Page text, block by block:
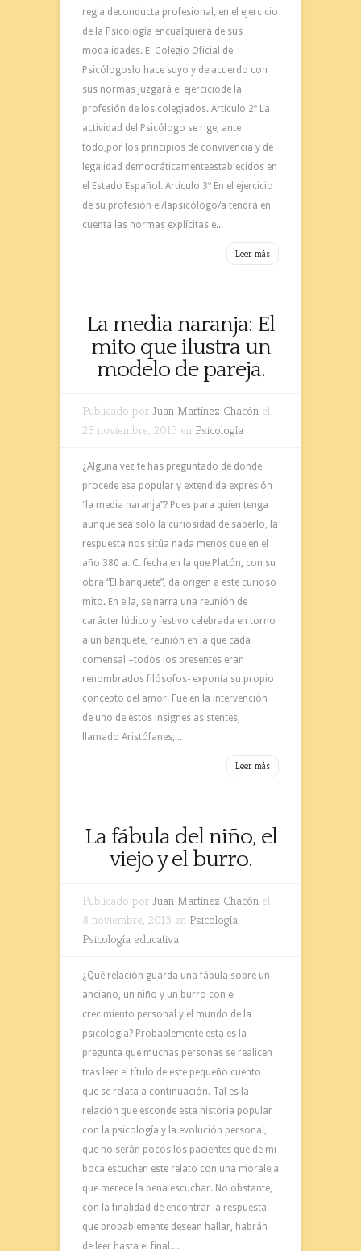
regla deconducta profesional, en el ejercicio
de la Psicología encualquiera de sus
modalidades. El Colegio Oficial de
Psicólogoslo hace suyo y de acuerdo con
sus normas juzgará el ejerciciode la
profesión de los colegiados. Artículo 2º La
actividad del Psicólogo se rige, ante
todo,por los principios de convivencia y de
legalidad democráticamenteestablecidos en
el Estado Español. Artículo 3º En el ejercicio
de su profesión el/lapsicólogo/a tendrá en
cuenta las normas explícitas e...
Leer más
La media naranja: El
mito que ilustra un
modelo de pareja.
Publicado por Juan Martínez Chacón el
23 noviembre, 2015 en Psicología
¿Alguna vez te has preguntado de donde
procede esa popular y extendida expresión
“la media naranja”? Pues para quien tenga
aunque sea solo la curiosidad de saberlo, la
respuesta nos sitúa nada menos que en el
año 380 a. C. fecha en la que Platón, con su
obra “El banquete”, da origen a este curioso
mito. En ella, se narra una reunión de
carácter lúdico y festivo celebrada en torno
a un banquete, reunión en la que cada
comensal –todos los presentes eran
renombrados filósofos- exponía su propio
concepto del amor. Fue en la intervención
de uno de estos insignes asistentes,
llamado Aristófanes,...
Leer más
La fábula del niño, el
viejo y el burro.
Publicado por Juan Martínez Chacón el
8 noviembre, 2013 en Psicología,
Psicología educativa
¿Qué relación guarda una fábula sobre un
anciano, un niño y un burro con el
crecimiento personal y el mundo de la
psicología? Probablemente esta es la
pregunta que muchas personas se realicen
tras leer el título de este pequeño cuento
que se relata a continuación. Tal es la
relación que esconde esta historia popular
con la psicología y la evolución personal,
que no serán pocos los pacientes que de mi
boca escuchen este relato con una moraleja
que merece la pena escuchar. No obstante,
con la finalidad de encontrar la respuesta
que probablemente desean hallar, habrán
de leer hasta el final....